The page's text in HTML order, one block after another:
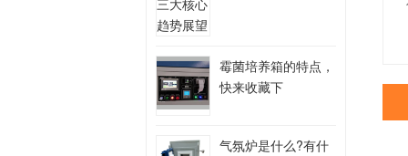
霉菌培养箱的特点，
快来收藏下
气氛炉是什么?有什